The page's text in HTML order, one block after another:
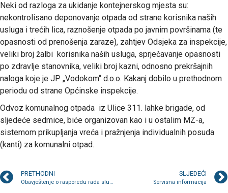
Neki od razloga za ukidanje kontejnerskog mjesta su:
nekontrolisano deponovanje otpada od strane korisnika naših
usluga i trećih lica, raznošenje otpada po javnim površinama (te
opasnosti od prenošenja zaraze), zahtjev Odsjeka za inspekcije,
veliki broj žalbi korisnika naših usluga, sprječavanje opasnosti
po zdravlje stanovnika, veliki broj kazni, odnosno prekršajnih
naloga koje je JP „Vodokom“ d.o.o. Kakanj dobilo u prethodnom
periodu od strane Općinske inspekcije.
Odvoz komunalnog otpada iz Ulice 311. lahke brigade, od
sljedeće sedmice, biće organizovan kao i u ostalim MZ-a,
sistemom prikupljanja vreća i pražnjenja individualnih posuda
(kanti) za komunalni otpad.
PRETHODNI
Obavještenje o rasporedu rada službi u ponedjeljak 31. marta
SLJEDEĆI
Servisna informacija